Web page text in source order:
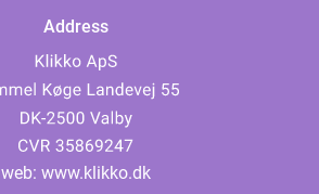
Address
web: www.klikko.dk